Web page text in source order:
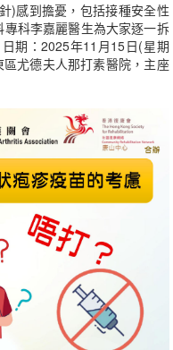
)感到擔憂，包括接種安全性
科李嘉麗醫生為大家逐一拆
期：2025年11月15日(星期
尤德夫人那打素醫院，主座